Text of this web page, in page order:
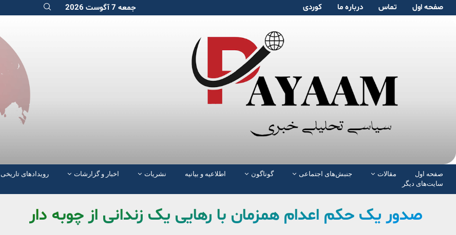
صفحە اول تماس دربارە ما کوردی جمعه 7 آگوست 2026
صفحە اول مقالات جنبش‌های اجتماعی گوناگون اطلاعیه و بیانیه نشریات اخبار و گزارشات رویدادهای تاریخی
سایت‌های دیگر
صدور یک حکم اعدام همزمان با رهایی یک زندانی از چوبه دار